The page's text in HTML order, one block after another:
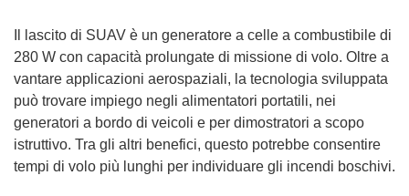
Il lascito di SUAV è un generatore a celle a combustibile di
280 W con capacità prolungate di missione di volo. Oltre a
vantare applicazioni aerospaziali, la tecnologia sviluppata
può trovare impiego negli alimentatori portatili, nei
generatori a bordo di veicoli e per dimostratori a scopo
istruttivo. Tra gli altri benefici, questo potrebbe consentire
tempi di volo più lunghi per individuare gli incendi boschivi.